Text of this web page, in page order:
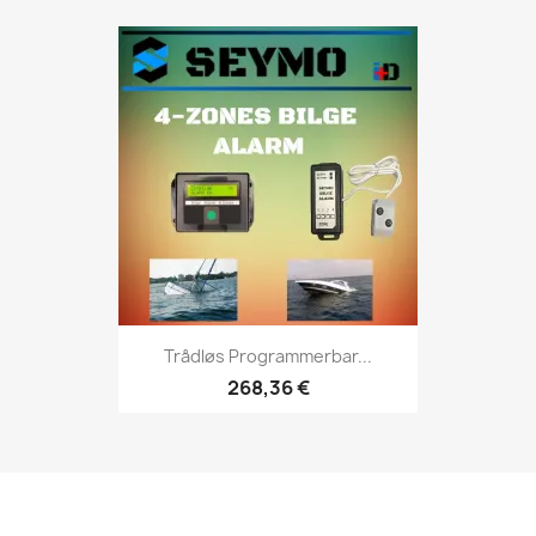
Trådløs Programmerbar...
268,36 €